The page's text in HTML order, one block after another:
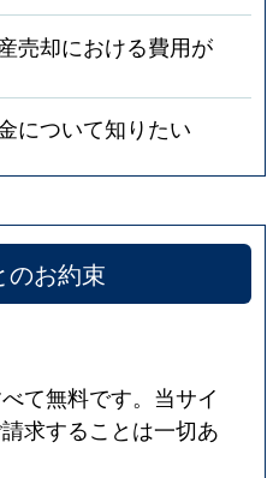
売却における費用が
について知りたい
のお約束
て無料です。当サイ
求することは一切あ